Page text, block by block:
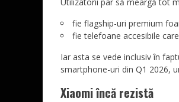
fie flagship-uri premium
fie telefoane accesibile
Iar asta se vede inclusiv în
smartphone-uri din Q1 2026,
Xiaomi încă rezistă